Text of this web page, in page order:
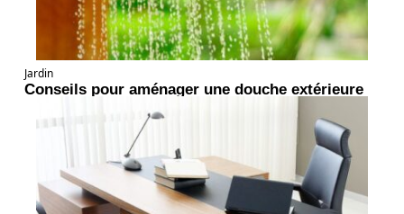
Jardin
Conseils pour aménager une douche extérieure